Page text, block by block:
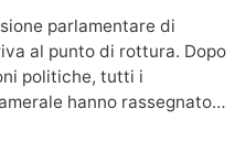
parlamentare di
al punto di rottura. Dopo
politiche, tutti i
hanno rassegnato…